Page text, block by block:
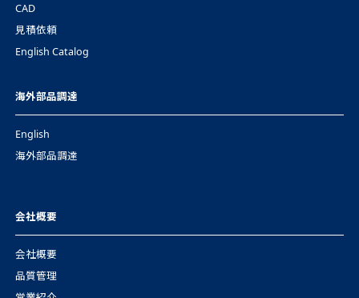
CAD
見積依頼
English Catalog
海外部品調達
English
海外部品調達
会社概要
会社概要
品質管理